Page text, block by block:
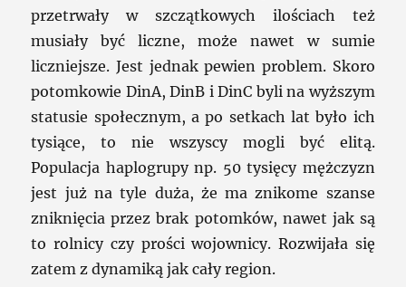
przetrwały w szczątkowych ilościach też
musiały być liczne, może nawet w sumie
liczniejsze. Jest jednak pewien problem. Skoro
potomkowie DinA, DinB i DinC byli na wyższym
statusie społecznym, a po setkach lat było ich
tysiące, to nie wszyscy mogli być elitą.
Populacja haplogrupy np. 50 tysięcy mężczyzn
jest już na tyle duża, że ma znikome szanse
zniknięcia przez brak potomków, nawet jak są
to rolnicy czy prości wojownicy. Rozwijała się
zatem z dynamiką jak cały region.